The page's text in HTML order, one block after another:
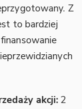
Z
to bardziej
akcji: 2